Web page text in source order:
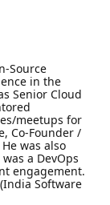
Source
in the
Senior Cloud
meetups for
Co-Founder /
was also
a DevOps
engagement.
Software